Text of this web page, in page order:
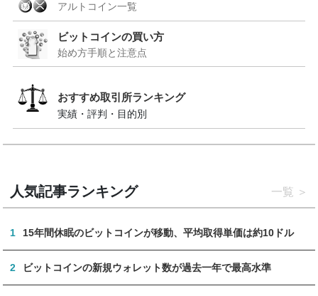
アルトコイン一覧
ビットコインの買い方
始め方手順と注意点
おすすめ取引所ランキング
実績・評判・目的別
人気記事ランキング 一覧
1 15年間休眠のビットコインが移動、平均取得単価は約10ドル
2 ビットコインの新規ウォレット数が過去一年で最高水準